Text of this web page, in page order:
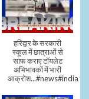
हरिद्वार के सरकारी
स्कूल में छात्राओं से
साफ कराए टॉयलेट
अभिभावकों में भारी
आक्रोश...#news#india